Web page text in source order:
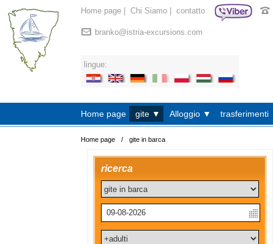
Home page Chi Siamo contatto
branko@istria-excursions.com
lingue:
Home page gite ▼ Alloggio ▼ trasferimenti
Home page / gite in barca
ricerca